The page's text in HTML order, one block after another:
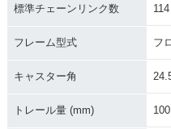
標準チェーンリンク数 114
フレーム型式 フ
キャスター角
トレール量 (mm) 100